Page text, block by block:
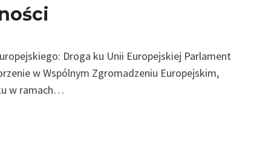
Droga ku Unii Europejskiej Parlament
w Wspólnym Zgromadzeniu Europejskim,
w ramach…